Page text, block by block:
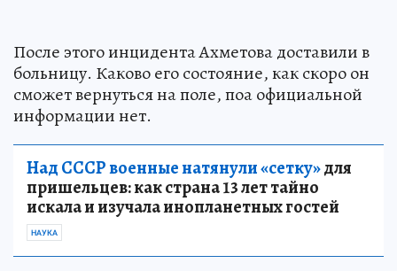
После этого инцидента Ахметова доставили в
больницу. Каково его состояние, как скоро он
сможет вернуться на поле, поа официальной
информации нет.
Над СССР военные натянули «сетку»для
пришельцев: как страна 13 лет тайно
искала и изучала инопланетных гостей
НАУКА